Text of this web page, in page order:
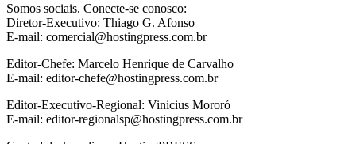
Somos sociais. Conecte-se conosco:
Diretor-Executivo: Thiago G. Afonso
E-mail: comercial@hostingpress.com.br
Editor-Chefe: Marcelo Henrique de Carvalho
E-mail: editor-chefe@hostingpress.com.br
Editor-Executivo-Regional: Vinicius Mororó
E-mail: editor-regionalsp@hostingpress.com.br